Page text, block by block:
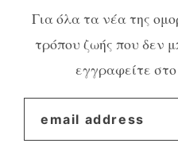
Για όλα τα νέα της
τρόπου ζωής που δεν
εγγραφείτε στο